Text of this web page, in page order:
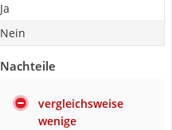
Ja
Nein
Nachteile
vergleichsweise
wenige